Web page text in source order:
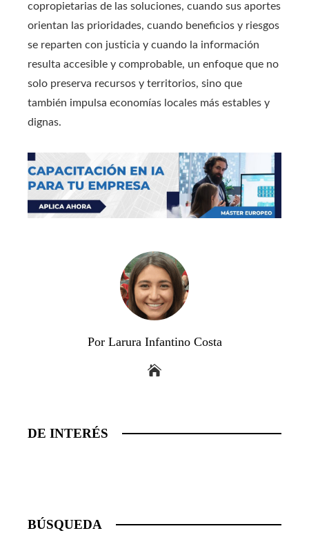
copropietarias de las soluciones, cuando sus aportes
orientan las prioridades, cuando beneficios y riesgos
se reparten con justicia y cuando la información
resulta accesible y comprobable, un enfoque que no
solo preserva recursos y territorios, sino que
también impulsa economías locales más estables y
dignas.
Por Larura Infantino Costa
DE INTERÉS
BÚSQUEDA